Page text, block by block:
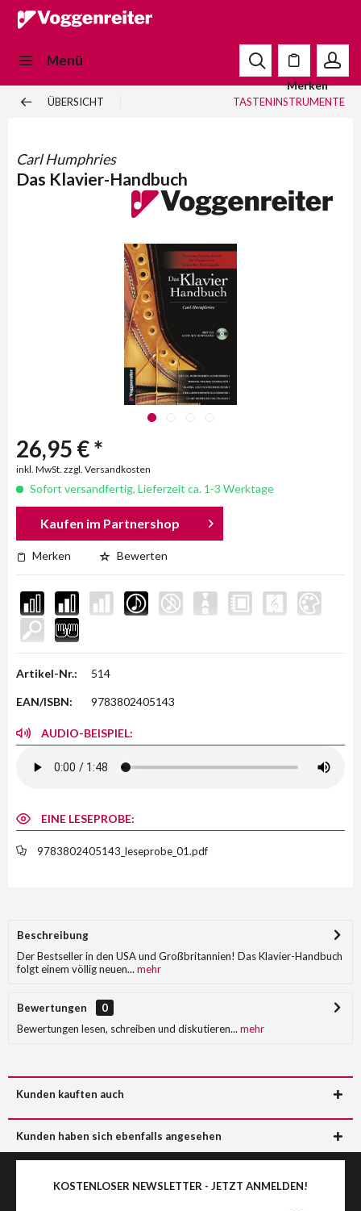
Menü
Merken
ÜBERSICHT TASTENINSTRUMENTE
Carl Humphries
Das Klavier-Handbuch
26,95 € *
inkl. MwSt. zzgl. Versandkosten
Sofort versandfertig, Lieferzeit ca. 1-3 Werktage
Kaufen im Partnershop
Merken Bewerten
Artikel-Nr.: 514
EAN/ISBN: 9783802405143
AUDIO-BEISPIEL:
EINE LESEPROBE:
9783802405143_leseprobe_01.pdf
Beschreibung
Der Bestseller in den USA und Großbritannien! Das Klavier-Handbuch
folgt einem völlig neuen... mehr
Bewertungen
0
Bewertungen lesen, schreiben und diskutieren... mehr
Kunden kauften auch
Kunden haben sich ebenfalls angesehen
KOSTENLOSER NEWSLETTER - JETZT ANMELDEN!